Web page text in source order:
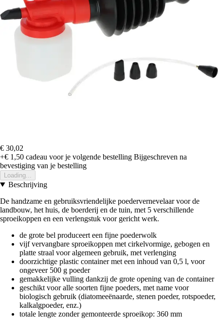
€ 30,02
+€ 1,50 cadeau voor je volgende bestelling Bijgeschreven na
bevestiging van je bestelling
Loading...
Beschrijving
De handzame en gebruiksvriendelijke poedervernevelaar voor de
landbouw, het huis, de boerderij en de tuin, met 5 verschillende
sproeikoppen en een verlengstuk voor gericht werk.
de grote bel produceert een fijne poederwolk
vijf vervangbare sproeikoppen met cirkelvormige, gebogen en
platte straal voor algemeen gebruik, met verlenging
doorzichtige plastic container met een inhoud van 0,5 l, voor
ongeveer 500 g poeder
gemakkelijke vulling dankzij de grote opening van de container
geschikt voor alle soorten fijne poeders, met name voor
biologisch gebruik (diatomeeënaarde, stenen poeder, rotspoeder,
kalkalgpoeder, enz.)
totale lengte zonder gemonteerde sproeikop: 360 mm